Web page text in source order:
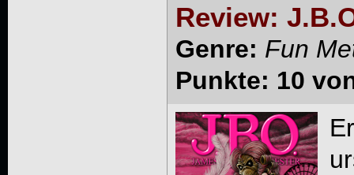
Review:
Genre: Fun
Punkte: 10